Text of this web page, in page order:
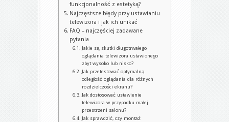
funkcjonalność z estetyką?
Najczęstsze błędy przy ustawianiu
telewizora i jak ich unikać
FAQ – najczęściej zadawane
pytania
Jakie są skutki długotrwałego
oglądania telewizora ustawionego
zbyt wysoko lub nisko?
Jak przetestować optymalną
odległość oglądania dla różnych
rozdzielczości ekranu?
Jak dostosować ustawienie
telewizora w przypadku małej
przestrzeni salonu?
Jak sprawdzić, czy montaż